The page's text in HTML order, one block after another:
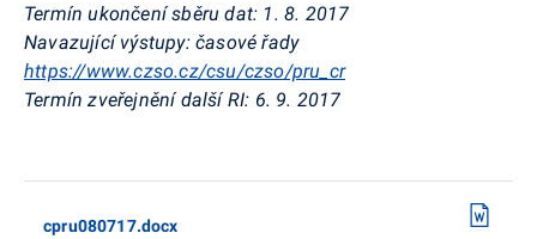
Termín ukončení sběru dat: 1. 8. 2017
Navazující výstupy: časové řady
https://www.czso.cz/csu/czso/pru_cr
Termín zveřejnění další RI: 6. 9. 2017
cpru080717.docx